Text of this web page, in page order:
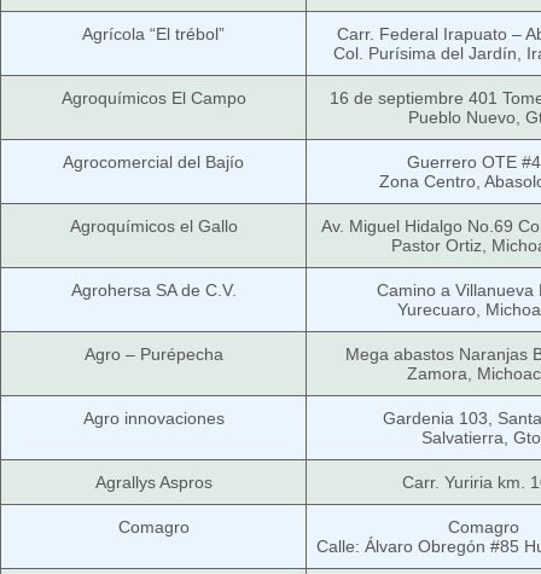
Agrícola “El trébol”
Carr. Federal Irapuato –
Col. Purísima del Jardín,
Agroquímicos El Campo
16 de septiembre 401
Pueblo Nuevo,
Agrocomercial del Bajío
Guerrero OTE
Zona Centro,
Agroquímicos el Gallo
Av. Miguel Hidalgo No.69
Pastor Ortiz,
Agrohersa SA de C.V.
Camino a Villanueva
Yurecuaro,
Agro – Purépecha
Mega abastos Naranjas
Zamora,
Agro innovaciones
Gardenia 103,
Salvatierra,
Agrallys Aspros Carr. Yuriria km.
Comagro
Comagro
Calle: Álvaro Obregón #85